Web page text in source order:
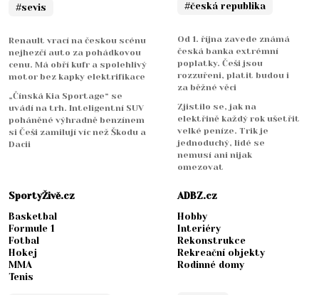
#sevis
Renault vrací na českou scénu
nejhezčí auto za pohádkovou
cenu. Má obří kufr a spolehlivý
motor bez kapky elektrifikace
„Čínská Kia Sportage“ se
uvádí na trh. Inteligentní SUV
poháněné výhradně benzínem
si Češi zamilují víc než Škodu a
Dacii
#česká republika
Od 1. října zavede známá
česká banka extrémní
poplatky. Češi jsou
rozzuřeni, platit budou i
za běžné věci
Zjistilo se, jak na
elektřině každý rok ušetřit
velké peníze. Trik je
jednoduchý, lidé se
nemusí ani nijak
omezovat
SportyŽivě.cz
Basketbal
Formule 1
Fotbal
Hokej
MMA
Tenis
ADBZ.cz
Hobby
Interiéry
Rekonstrukce
Rekreační objekty
Rodinné domy